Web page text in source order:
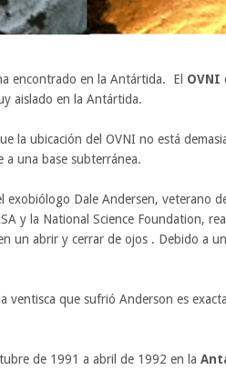
encontrado en la Antártida. El OVNI
aislado en la Antártida.
la ubicación del OVNI no está
a una base subterránea.
exobiólogo Dale Andersen, veterano
y la National Science Foundation,
un abrir y cerrar de ojos . Debido a
ventisca que sufrió Anderson es
de 1991 a abril de 1992 en la